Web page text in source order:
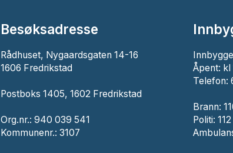
Besøksadresse
Rådhuset, Nygaardsgaten 14-16
1606 Fredrikstad
Postboks 1405, 1602 Fredrikstad
Org.nr.: 940 039 541
Kommunenr.: 3107
Åpent: kl
Telefon:
Brann:
Politi: 112